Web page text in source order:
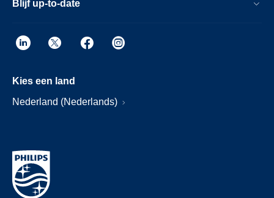
Blijf up-to-date
Kies een land
Nederland (Nederlands)